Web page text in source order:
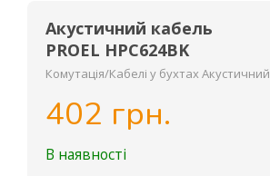
Акустичний кабель
PROEL HPC624BK
Комутація/Кабелі у бухтах Акустичний
402 грн.
В наявності